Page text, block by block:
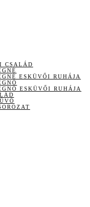
CSALÁD
ESKÜVŐI RUHÁJA
ESKÜVŐI RUHÁJA